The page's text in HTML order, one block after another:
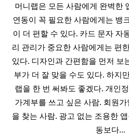
머니랩은 모든 사람에게 완벽한
연동이 꼭 필요한 사람에게는 뱅
이 더 편할 수 있다. 카드 문자 자
리 관리가 중요한 사람에게는 편
있다. 디자인과 간편함을 먼저 보
부가 더 잘 맞을 수도 있다. 하지
랩을 한 번 써봐도 좋겠다. 개인
가계부를 쓰고 싶은 사람. 회원
을 찾는 사람. 광고 없는 조용한
동보다…